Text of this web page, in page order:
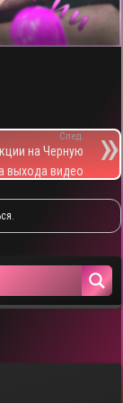
След.
на Черную
выхода видео
.